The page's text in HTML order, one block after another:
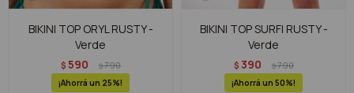
BIKINI TOP ORYL RUSTY -
Verde
$ 590 $790
25
BIKINI TOP SURFI RUSTY -
Verde
$ 390 $790
50